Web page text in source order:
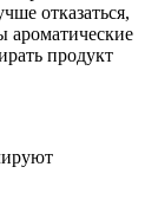
отказаться,
ароматические
продукт